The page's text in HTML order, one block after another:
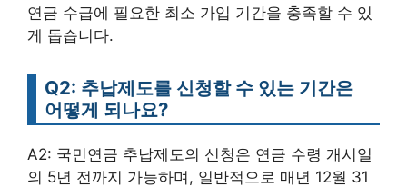
연금 수급에 필요한 최소 가입 기간을 충족할 수 있
게 돕습니다.
Q2: 추납제도를 신청할 수 있는 기간은
어떻게 되나요?
A2: 국민연금 추납제도의 신청은 연금 수령 개시일
의 5년 전까지 가능하며, 일반적으로 매년 12월 31